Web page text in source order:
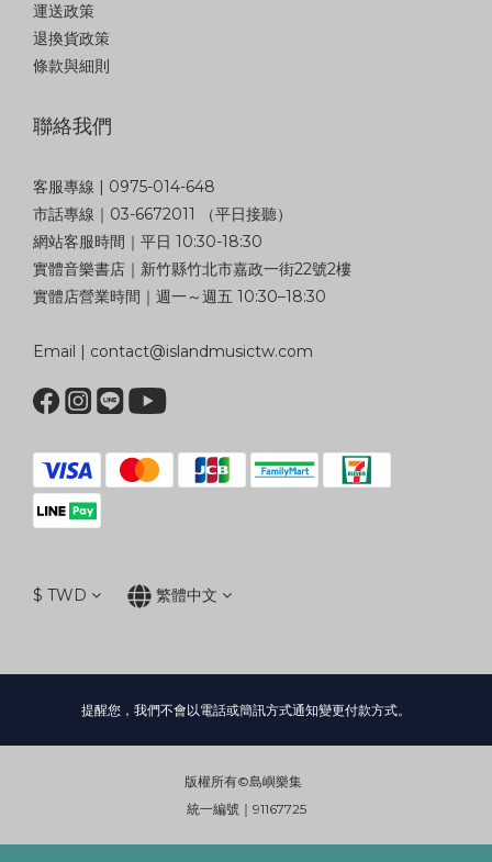
運送政策
退換貨政策
條款與細則
聯絡我們
客服專線 | 0975-014-648
市話專線｜03-6672011 （平日接聽）
網站客服時間｜平日 10:30-18:30
實體音樂書店｜新竹縣竹北市嘉政一街22號2樓
實體店營業時間｜週一～週五 10:30–18:30
Email | contact@islandmusictw.com
$ TWD 繁體中文
提醒您，我們不會以電話或簡訊方式通知變更付款方式。
版權所有©島嶼樂集
統一編號｜91167725